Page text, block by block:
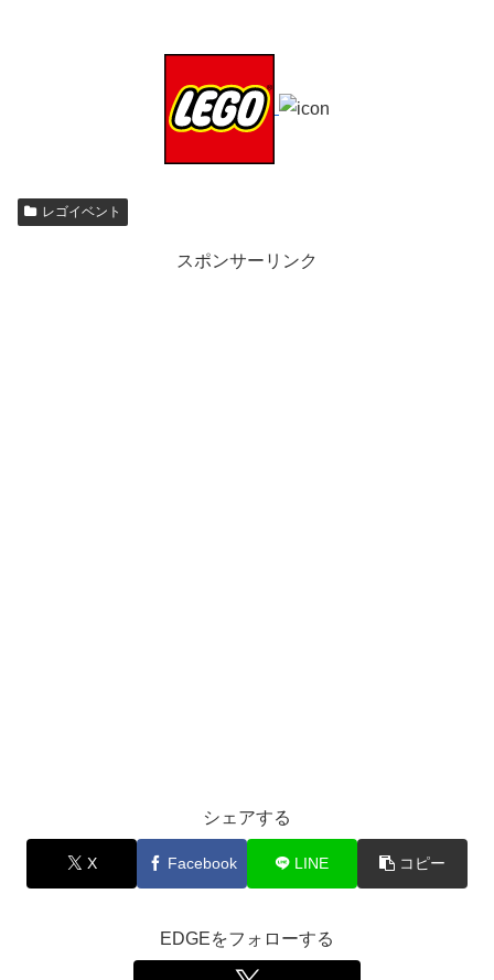
レゴイベント
スポンサーリンク
シェアする
X Facebook LINE コピー
EDGEをフォローする